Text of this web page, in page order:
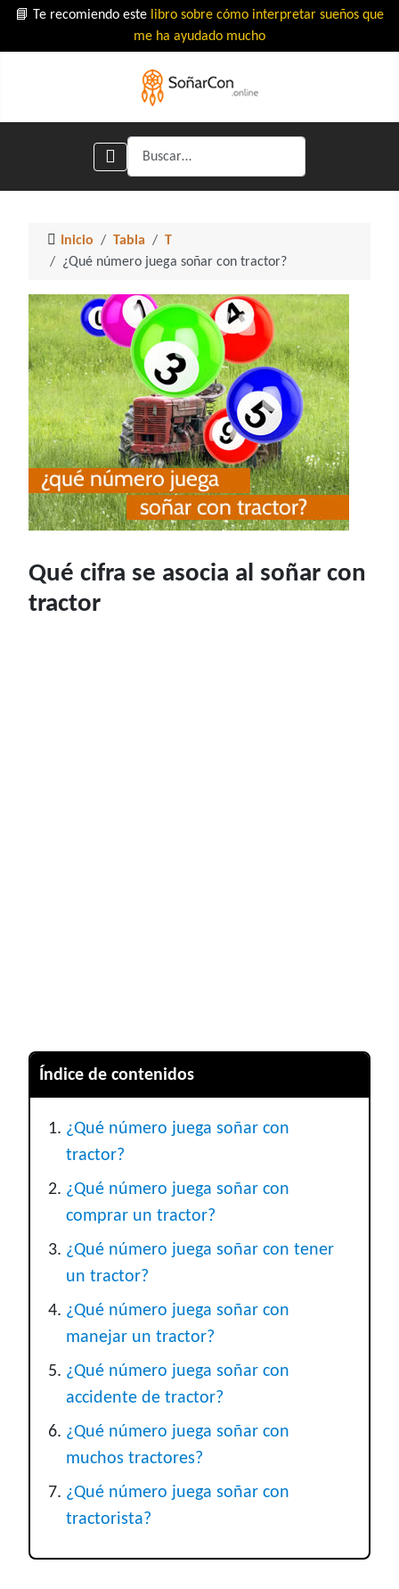
📘 Te recomiendo este libro sobre cómo interpretar sueños que
me ha ayudado mucho
Buscar
Inicio Tabla
T
¿Qué número juega soñar con tractor?
Qué cifra se asocia al soñar con
tractor
Índice de contenidos
¿Qué número juega soñar con
tractor?
¿Qué número juega soñar con
comprar un tractor?
¿Qué número juega soñar con tener
un tractor?
¿Qué número juega soñar con
manejar un tractor?
¿Qué número juega soñar con
accidente de tractor?
¿Qué número juega soñar con
muchos tractores?
¿Qué número juega soñar con
tractorista?